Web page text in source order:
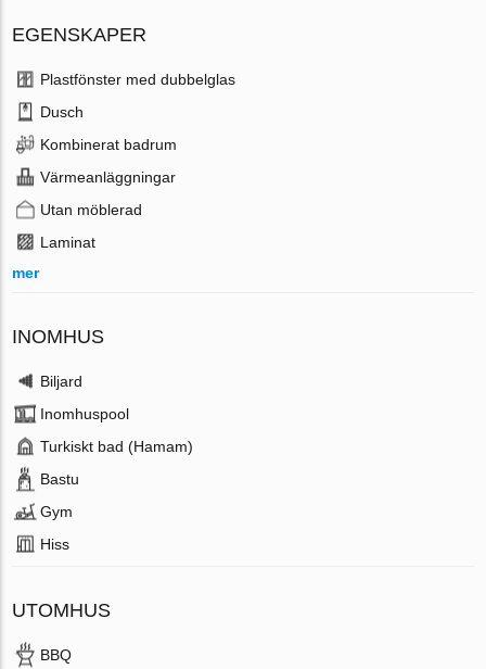
EGENSKAPER
Plastfönster med dubbelglas
Dusch
Kombinerat badrum
Värmeanläggningar
Utan möblerad
Laminat
mer
INOMHUS
Biljard
Inomhuspool
Turkiskt bad (Hamam)
Bastu
Gym
Hiss
UTOMHUS
BBQ